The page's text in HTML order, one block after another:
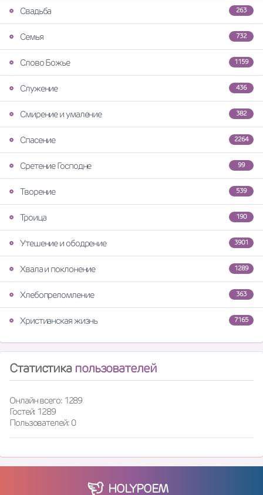
263
Свадьба
732
Семья
1159
Слово Божье
436
Служение
382
Смирение и умаление
2264
Спасение
99
Сретение Господне
539
Творение
190
Троица
3901
Утешение и ободрение
1289
Хвала и поклонение
363
Хлебопреломление
7165
Христианская жизнь
Статистика пользователей
Онлайн всего: 1289
Гостей: 1289
Пользователей: 0
HOLYPOEM